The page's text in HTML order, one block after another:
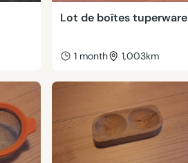
Lot de boîtes tuperware
1 month 1,003km